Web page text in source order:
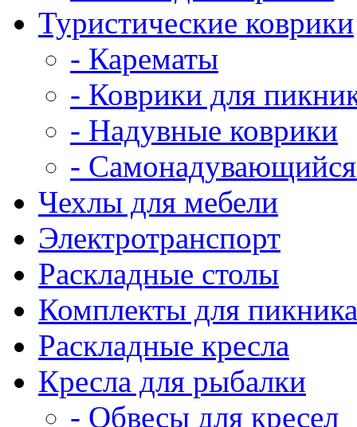
Туристические коврики
- Карематы
- Коврики для
- Надувные коврики
-
Чехлы для мебели
Электротранспорт
Раскладные столы
Комплекты для пикника
Раскладные кресла
Кресла для рыбалки
- Обвесы для кресел